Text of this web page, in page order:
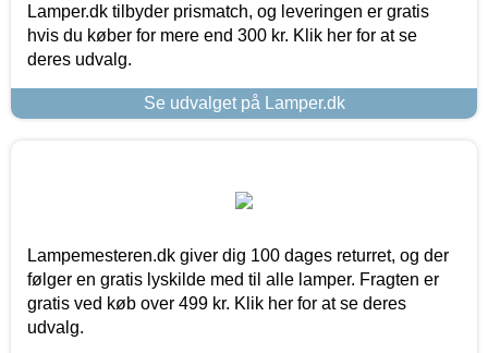
Lamper.dk tilbyder prismatch, og leveringen er gratis
hvis du køber for mere end 300 kr. Klik her for at se
deres udvalg.
Se udvalget på Lamper.dk
Lampemesteren.dk giver dig 100 dages returret, og der
følger en gratis lyskilde med til alle lamper. Fragten er
gratis ved køb over 499 kr. Klik her for at se deres
udvalg.